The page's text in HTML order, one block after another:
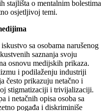
stajlišta o mentalnim bolestima
osjetljivoj temi.
sa osobama narušenog
saznanja svoju
osnovu medijskih prikaza.
i podilaženju industriji
često prikazuju netačno i
stigmatizaciji i trivijalizaciji.
i netačnih opisa osoba sa
pogađa i diskriminiše